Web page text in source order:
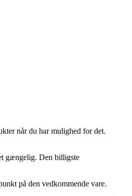
når du har mulighed for det.
gængelig. Den billigste
på den vedkommende vare.